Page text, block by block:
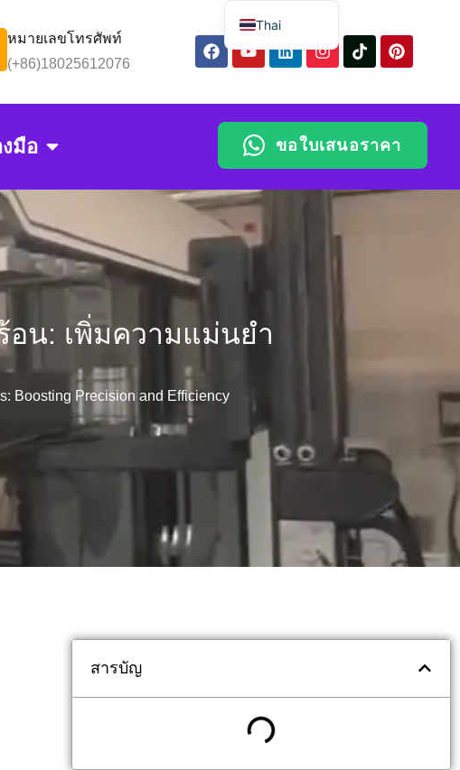
หมายเลขโทรศัพท์
(+86)18025612076
งมือ ขอใบเสนอราคา
น: เพิ่มความแม่นยำ
Boosting Precision and Efficiency
สารบัญ
Thai
English
Arabic
Portuguese
Indonesian
Chinese